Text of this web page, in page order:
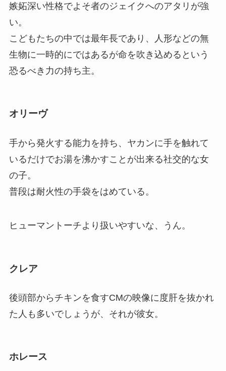
嫉妬深い性格でよそ者のジェイクへのアタリが強
い。
こどもたちの中では最年長であり、人形などの無
生物に一時的にではあるが命を吹き込めるという
恐るべき力の持ち主。
オリーヴ
手から発火する能力を持ち、ヤカンに手を触れて
いるだけでお湯を沸かすことが出来る社交的な女
の子。
普段は耐火性の手袋をはめている。
ヒューマントーチより扱いやすいな、うん。
クレア
後頭部からチキンを食すCMの映像に度肝を抜かれ
た人も多いでしょうが、それが彼女。
ホレース